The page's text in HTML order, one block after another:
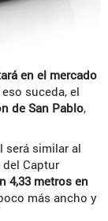
en el mercado
suceda, el
de San Pablo,
será similar al
Captur
4,33 metros en
más ancho y